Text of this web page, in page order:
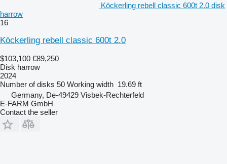
Köckerling rebell classic 600t 2.0 disk
harrow
16
Köckerling rebell classic 600t 2.0
$103,100 €89,250
Disk harrow
2024
Number of disks 50 Working width 19.69 ft
Germany, De-49429 Visbek-Rechterfeld
E-FARM GmbH
Contact the seller